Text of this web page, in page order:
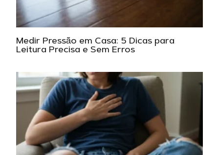
Medir Pressão em Casa: 5 Dicas para
Leitura Precisa e Sem Erros